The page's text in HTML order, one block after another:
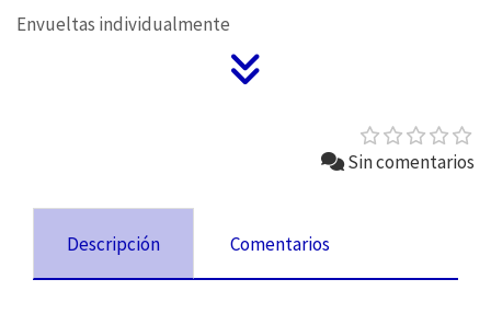
Envueltas individualmente
Sin comentarios
Descripción Comentarios